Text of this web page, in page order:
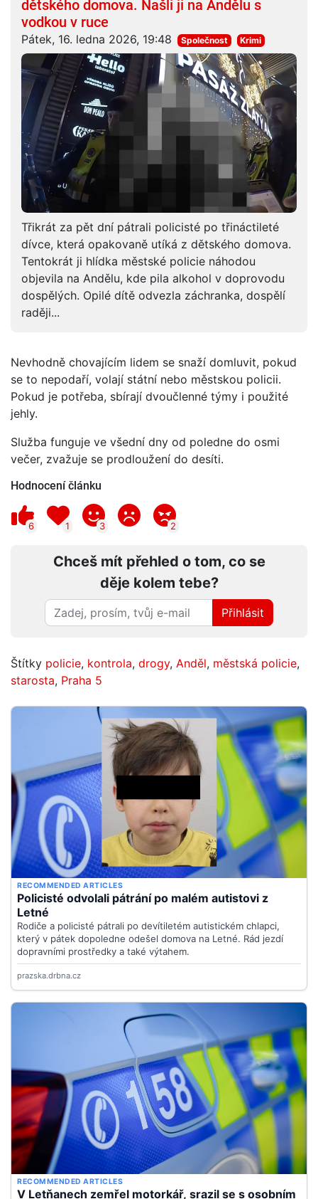
dětského domova. Našli ji na Andělu s
vodkou v ruce
Pátek, 16. ledna 2026, 19:48 Společnost Krimi
Třikrát za pět dní pátrali policisté po třináctileté
dívce, která opakovaně utíká z dětského domova.
Tentokrát ji hlídka městské policie náhodou
objevila na Andělu, kde pila alkohol v doprovodu
dospělých. Opilé dítě odvezla záchranka, dospělí
raději...
Nevhodně chovajícím lidem se snaží domluvit, pokud
se to nepodaří, volají státní nebo městskou policii.
Pokud je potřeba, sbírají dvoučlenné týmy i použité
jehly.
Služba funguje ve všední dny od poledne do osmi
večer, zvažuje se prodloužení do desíti.
Hodnocení článku
6 1 3 2
Chceš mít přehled o tom, co se
děje kolem tebe?
Přihlásit
Štítky policie, kontrola, drogy, Anděl, městská policie,
starosta, Praha 5